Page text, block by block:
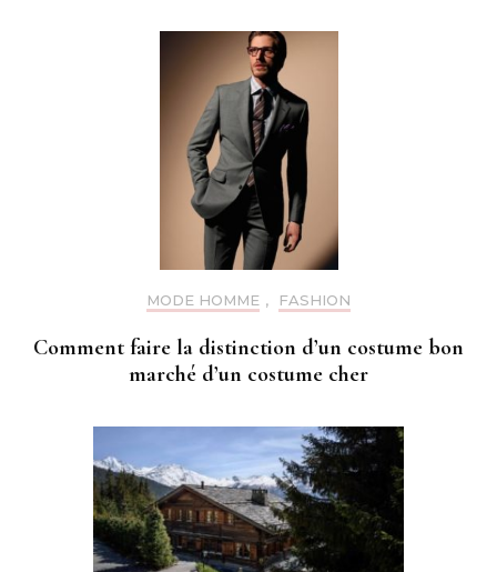
MODE HOMME , FASHION
Comment faire la distinction d’un costume bon
marché d’un costume cher